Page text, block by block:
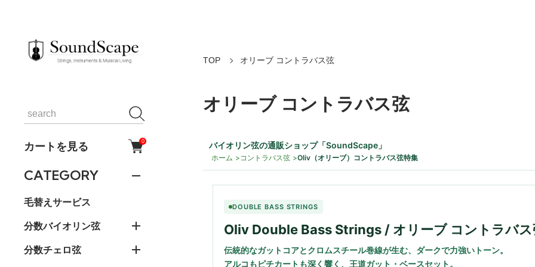
カートを見る 0
CATEGORY
毛替えサービス
分数バイオリン弦
分数チェロ弦
TOP オリーブ コントラバス弦
オリーブ コントラバス弦
バイオリン弦の通販ショップ「SoundScape」
ホーム コントラバス弦 Oliv（オリーブ）コントラバス弦特集
DOUBLE BASS STRINGS
Oliv Double Bass Strings / オリーブ コントラバス
伝統的なガットコアとクロムスチール巻線が生む、ダークで力強いトーン。
アルコもピチカートも深く響く、王道ガット・ベースセット。